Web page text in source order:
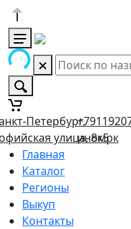
Петербург,
улица, 8к5
иномрк
Главная
Каталог
Регионы
Выкуп
Контакты